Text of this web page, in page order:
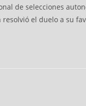
de selecciones
el duelo a su